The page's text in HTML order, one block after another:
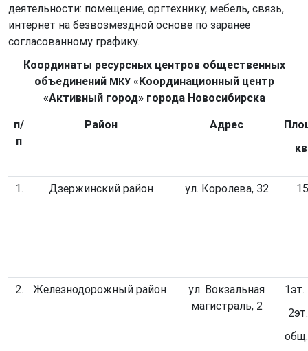
деятельности: помещение, оргтехнику, мебель, связь,
интернет на безвозмездной основе по заранее
согласованному графику.
Координаты ресурсных центров общественных
объединений МКУ«Координационный центр
«Активный город» города Новосибирска
п/
п
Район Адрес
1. Дзержинский район ул. Королева, 32
2. Железнодорожный район
ул. Вокзальная
магистраль, 2
1эт.